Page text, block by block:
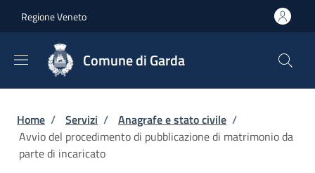
Regione Veneto
Comune di Garda
Briciole di pane
Home / Servizi / Anagrafe e stato civile /
Avvio del procedimento di pubblicazione di matrimonio da
parte di incaricato